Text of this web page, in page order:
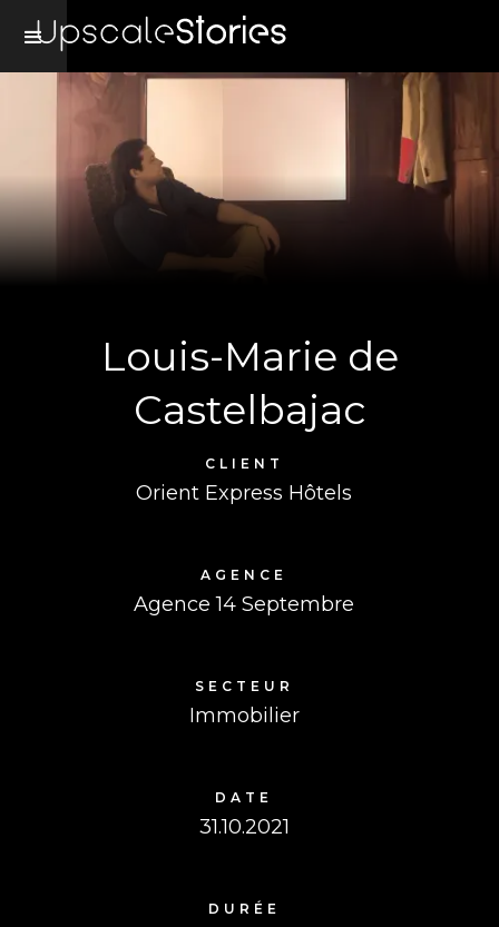
Louis-Marie de
Castelbajac
CLIENT
Orient Express Hôtels
AGENCE
Agence 14 Septembre
SECTEUR
Immobilier
DATE
31.10.2021
DURÉE